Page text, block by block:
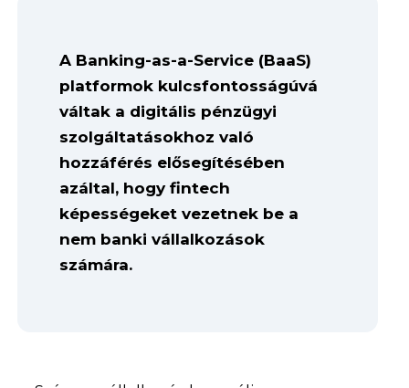
A Banking-as-a-Service (BaaS)
platformok kulcsfontosságúvá
váltak a digitális pénzügyi
szolgáltatásokhoz való
hozzáférés elősegítésében
azáltal, hogy fintech
képességeket vezetnek be a
nem banki vállalkozások
számára.